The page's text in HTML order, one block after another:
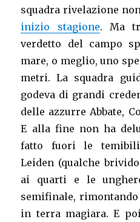
squadra rivelazione
inizio stagione. Ma
verdetto del campo
mare, o meglio, uno
metri. La squadra
godeva di grandi
delle azzurre Abbate,
E alla fine non ha
fatto fuori le
Leiden (qualche
ai quarti e le
semifinale,
in terra magiara. E